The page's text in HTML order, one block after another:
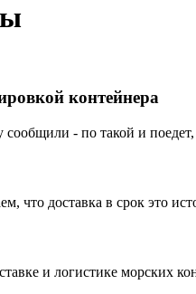
контейнера
- по такой и
доставка в срок это
и логистике морских